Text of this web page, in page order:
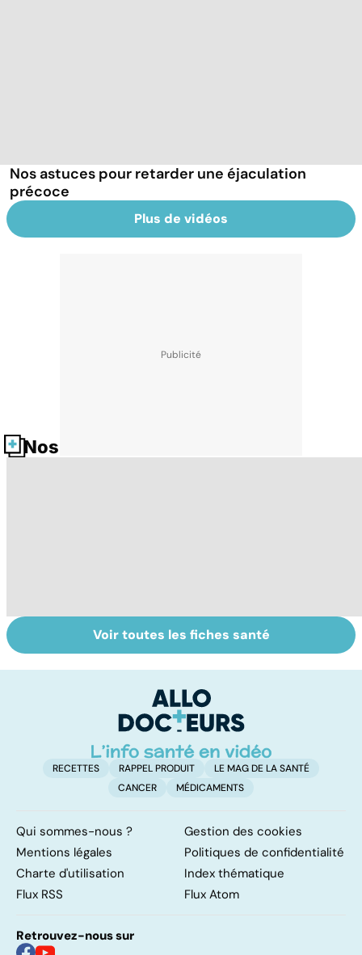
Nos astuces pour retarder une éjaculation
précoce
Plus de vidéos
Nos fiches santé
Troubles de
l'érection :
Tout savoir sur
les infections
Voir toutes les fiches santé
RECETTES RAPPEL PRODUIT
LE MAG DE LA SANTÉ
CANCER
MÉDICAMENTS
Qui sommes-nous ?
Gestion des cookies
Mentions légales
Politiques de confidentialité
Charte d'utilisation
Index thématique
Flux RSS
Flux Atom
Retrouvez-nous sur